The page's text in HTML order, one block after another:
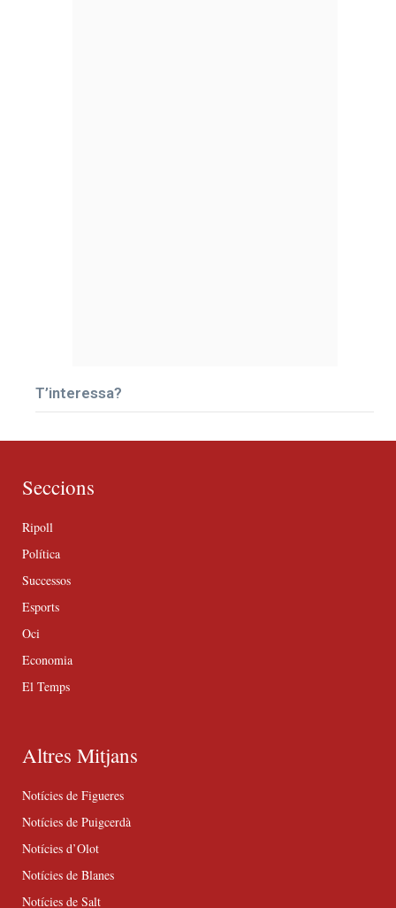
T’interessa?
Seccions
Ripoll
Política
Successos
Esports
Oci
Economia
El Temps
Altres Mitjans
Notícies de Figueres
Notícies de Puigcerdà
Notícies d’Olot
Notícies de Blanes
Notícies de Salt